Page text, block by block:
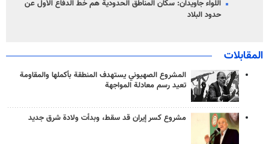
اللواء جاويدان: سكان المناطق الحدودية هم خط الدفاع الأول عن
حدود البلاد
المقابلات
المشروع الصهيوني يستهدف المنطقة بأكملها والمقاومة
تعيد رسم معادلة المواجهة
مشروع كسر إيران قد سقط، وبدأت ولادة شرق جديد